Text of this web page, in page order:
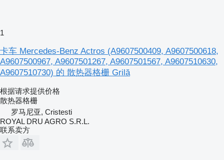
1
卡车 Mercedes-Benz Actros (A9607500409, A9607500618,
A9607500967, A9607501267, A9607501567, A9607510630,
A9607510730) 的 散热器格栅 Grilă
根据请求提供价格
散热器格栅
罗马尼亚, Cristesti
ROYAL DRU AGRO S.R.L.
联系卖方